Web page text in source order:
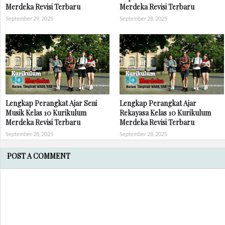
Merdeka Revisi Terbaru
September 29, 2025
Merdeka Revisi Terbaru
September 28, 2025
Lengkap Perangkat Ajar Seni
Musik Kelas 10 Kurikulum
Merdeka Revisi Terbaru
September 28, 2025
Lengkap Perangkat Ajar
Rekayasa Kelas 10 Kurikulum
Merdeka Revisi Terbaru
September 28, 2025
POST A COMMENT